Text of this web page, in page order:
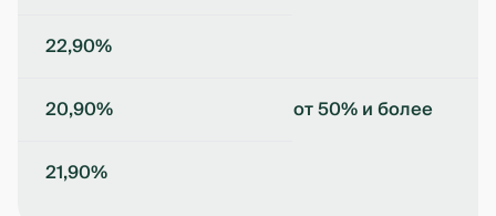
22,90%
20,90% от 50% и более
21,90%